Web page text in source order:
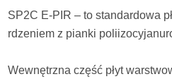
SP2C E-PIR – to standardowa
rdzeniem z pianki
Wewnętrzna część płyt